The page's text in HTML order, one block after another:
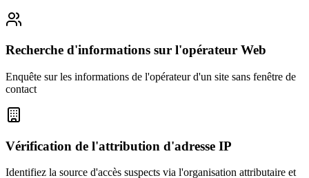
Recherche d'informations sur l'opérateur Web
Enquête sur les informations de l'opérateur d'un site sans fenêtre de
contact
Vérification de l'attribution d'adresse IP
Identifiez la source d'accès suspects via l'organisation attributaire et